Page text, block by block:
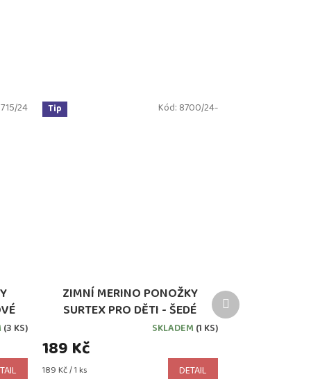
(3 KS)
24 Tip
ZIMNÍ MERINO PONOŽKY
SURTEX PRO DĚTI - ŠEDÉ
SKLADEM (1 KS)
189 Kč
Měrná
189 Kč / 1 ks DETAIL
Kód: 8700/24-
Další
produkt